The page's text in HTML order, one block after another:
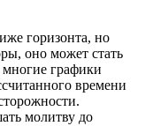
горизонта, но
оно может стать
графики
времени
молитву до